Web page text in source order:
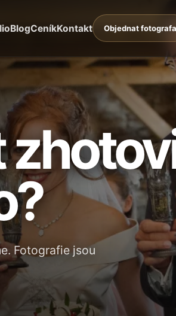
BlogCeníkKontakt Objednat fotografa
Fotografie jsou